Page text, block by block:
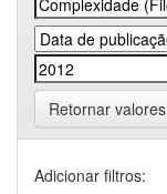
Retornar valores
Adicionar filtros: